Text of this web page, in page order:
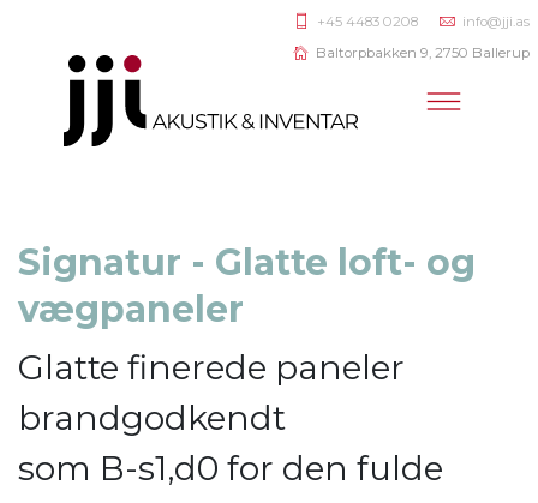
+45 4483 0208
info@jji.as
Baltorpbakken 9, 2750 Ballerup
Signatur - Glatte loft- og
vægpaneler
Glatte finerede paneler
brandgodkendt
som B-s1,d0 for den fulde